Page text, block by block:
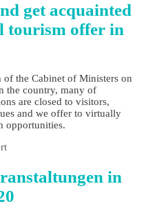
get acquainted
tourism offer in
the Cabinet of Ministers on
the country, many of
are closed to visitors,
and we offer to virtually
opportunities.
in